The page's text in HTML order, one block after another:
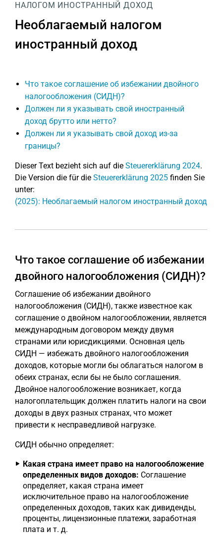
НАЛОГОМ ИНОСТРАННЫЙ ДОХОД
Необлагаемый налогом
иностранный доход
Что такое соглашение об избежании двойного
налогообложения (СИДН)?
Должен ли я указывать свой иностранный
доход брутто или нетто?
Должен ли я указывать свой доход из-за
границы?
Dieser Text bezieht sich auf die Steuererklärung 2024.
Die Version die für die Steuererklärung 2025 finden Sie
unter:
(2025): Необлагаемый налогом иностранный доход
Что такое соглашение об избежании
двойного налогообложения (СИДН)?
Соглашение об избежании двойного
налогообложения (СИДН), также известное как
соглашение о двойном налогообложении, является
международным договором между двумя
странами или юрисдикциями. Основная цель
СИДН — избежать двойного налогообложения
доходов, которые могли бы облагаться налогом в
обеих странах, если бы не было соглашения.
Двойное налогообложение возникает, когда
налогоплательщик должен платить налоги на свои
доходы в двух разных странах, что может
привести к несправедливой нагрузке.
СИДН обычно определяет:
Какая страна имеет право на налогообложение
определенных видов доходов: Соглашение
определяет, какая страна имеет
исключительное право на налогообложение
определенных доходов, таких как дивиденды,
проценты, лицензионные платежи, заработная
плата и т. д.